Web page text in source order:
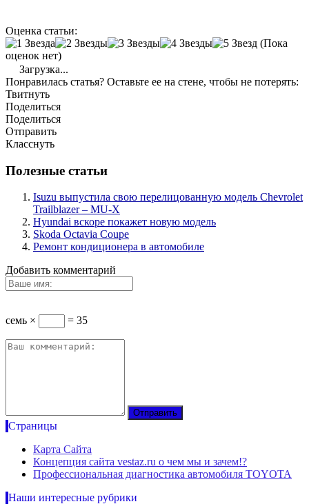
Оценка статьи:
(Пока
оценок нет)
Загрузка...
Понравилась статья? Оставьте ее на стене, чтобы не потерять:
Твитнуть
Поделиться
Поделиться
Отправить
Класснуть
Полезные статьи
Isuzu выпустила свою перелицованную модель Chevrolet
Trailblazer – MU-X
Hyundai вскоре покажет новую модель
Skoda Octavia Coupe
Ремонт кондиционера в автомобиле
Добавить комментарий
семь × = 35
Страницы
Карта Сайта
Концепция сайта vestaz.ru о чем мы и зачем!?
Профессиональная диагностика автомобиля TOYOTA
Наши интересные рубрики